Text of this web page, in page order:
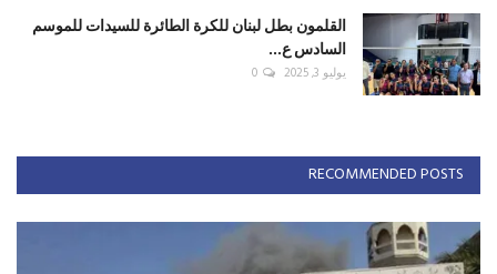
القلمون بطل لبنان للكرة الطائرة للسيدات للموسم
السادس ع...
يوليو 3, 2025 0
RECOMMENDED POSTS